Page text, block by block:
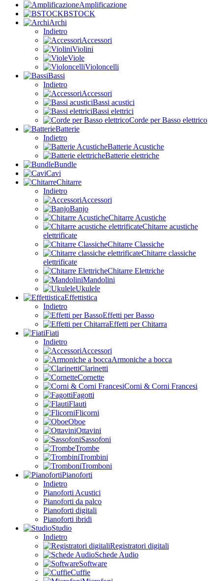
Amplificazione
BSTOCK
Archi
Indietro
Accessori
Violini
Viole
Violoncelli
Bassi
Indietro
Accessori
Bassi acustici
Bassi elettrici
Corde per Basso elettrico
Batterie
Indietro
Batterie Acustiche
Batterie elettriche
Bundle
Cavi
Chitarre
Indietro
Accessori
Banjo
Chitarre Acustiche
Chitarre acustiche
elettrificate
Chitarre Classiche
Chitarre classiche
elettrificate
Chitarre Elettriche
Mandolini
Ukulele
Effettistica
Indietro
Effetti per Basso
Effetti per Chitarra
Fiati
Indietro
Accessori
Armoniche a bocca
Clarinetti
Cornette
Corni & Corni Francesi
Fagotti
Flauti
Flicorni
Oboe
Ottavini
Sassofoni
Trombe
Trombini
Tromboni
Pianoforti
Indietro
Pianoforti Acustici
Pianoforti da palco
Pianoforti digitali
Pianoforti ibridi
Studio
Indietro
Registratori digitali
Schede Audio
Software
Cuffie